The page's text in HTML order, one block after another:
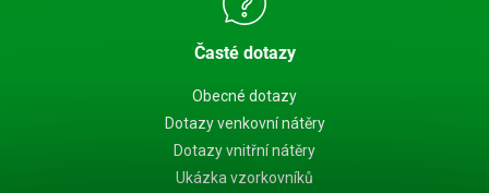
Časté dotazy
Obecné dotazy
Dotazy venkovní nátěry
Dotazy vnitřní nátěry
Ukázka vzorkovníků